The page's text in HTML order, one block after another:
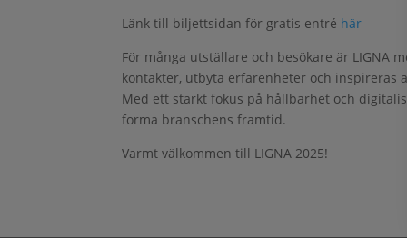
Länk till biljettsidan för gratis entré här
För många utställare och besökare är LIGNA
kontakter, utbyta erfarenheter och inspireras
Med ett starkt fokus på hållbarhet och
forma branschens framtid.
Varmt välkommen till LIGNA 2025!